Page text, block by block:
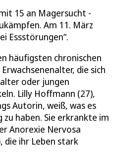
15 an Magersucht -
Am 11. März
Essstörungen“.
häufigsten chronischen
die sich
oder jungen
Lilly Hoffmann (27),
Autorin, weiß, was es
haben. Sie erkrankte im
Anorexie Nervosa
die ihr Leben stark